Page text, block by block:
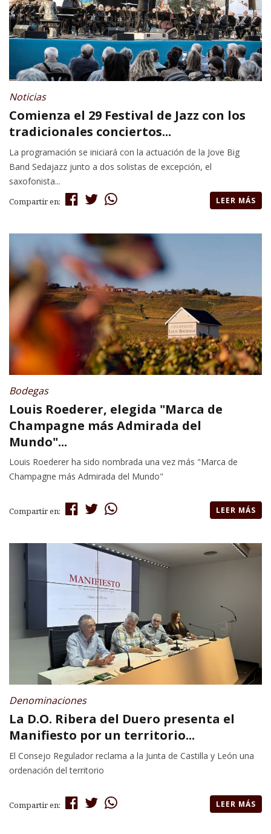
Noticias
Comienza el 29 Festival de Jazz con los
tradicionales conciertos...
La programación se iniciará con la actuación de la Jove Big
Band Sedajazz junto a dos solistas de excepción, el
saxofonista...
Compartir en: LEER MÁS
Bodegas
Louis Roederer, elegida "Marca de
Champagne más Admirada del
Mundo"...
Louis Roederer ha sido nombrada una vez más "Marca de
Champagne más Admirada del Mundo"
Compartir en: LEER MÁS
Denominaciones
La D.O. Ribera del Duero presenta el
Manifiesto por un territorio...
El Consejo Regulador reclama a la Junta de Castilla y León una
ordenación del territorio
Compartir en: LEER MÁS